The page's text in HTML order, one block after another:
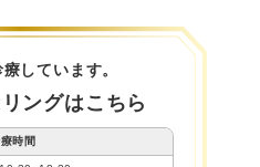
療しています。
ングはこちら
時間